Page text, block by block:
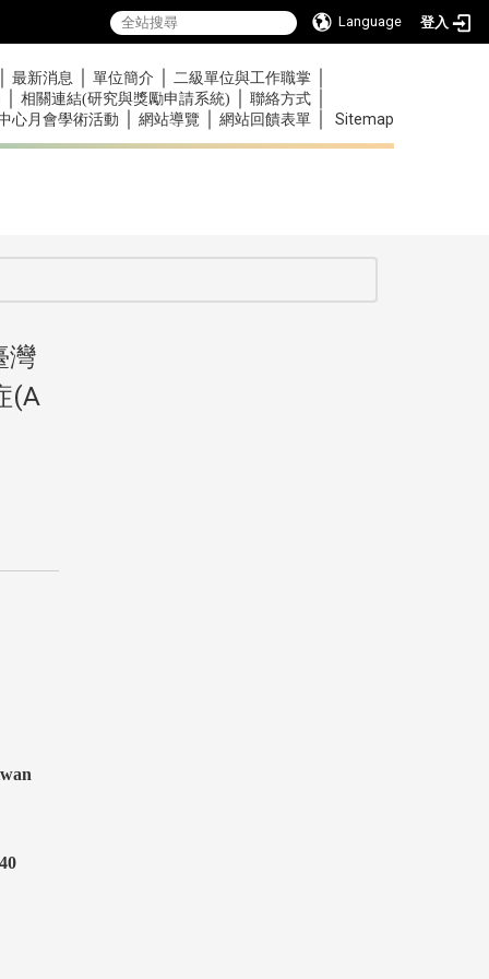
Language 登入
最新消息 單位簡介 二級單位與工作職掌
相關連結(研究與獎勵申請系統) 聯絡方式
心月會學術活動 網站導覽 網站回饋表單 Sitemap
灣
(A